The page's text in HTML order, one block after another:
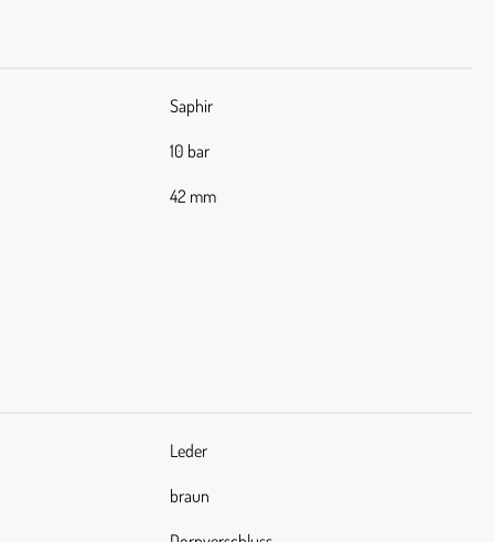
Saphir
10 bar
42 mm
Leder
braun